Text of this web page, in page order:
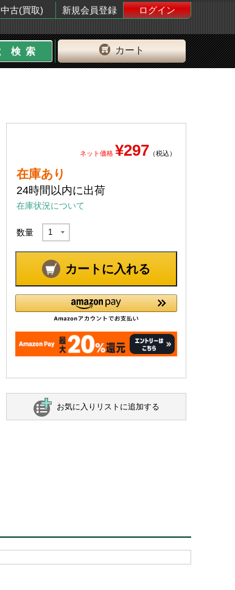
中古(買取) 新規会員登録
ログイン
カート
ネット価格 ¥297 （税込）
在庫あり
24時間以内に出荷
在庫状況について
数量
カートに入れる
お気に入りリストに追加する